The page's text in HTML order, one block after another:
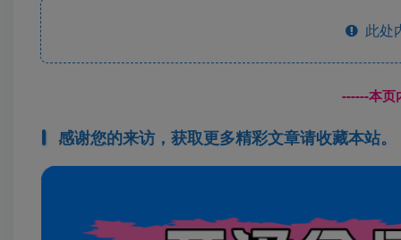
此处
------本页
感谢您的来访，获取更多精彩文章请收藏本站。